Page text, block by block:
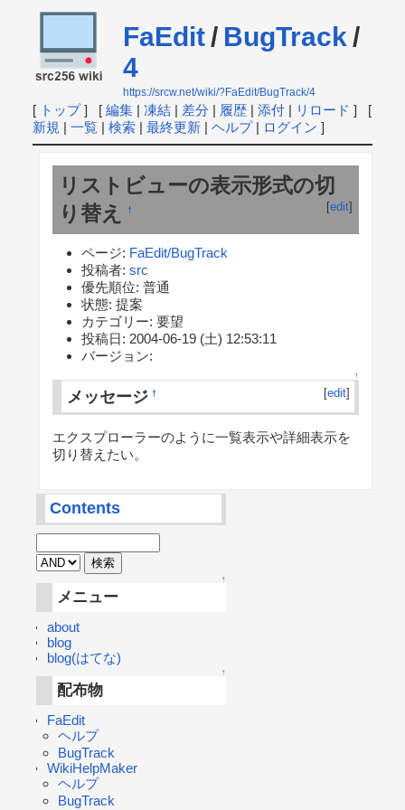
FaEdit/ BugTrack /
4
https://srcw.net/wiki/?FaEdit/BugTrack/4
[ トップ] [ 編集| 凍結| 差分 | 履歴| 添付| リロード ] [
新規 | 一覧| 検索| 最終更新| ヘルプ| ログイン ]
リストビューの表示形式の切
り替え
† [edit]
ページ: FaEdit/BugTrack
投稿者:src
優先順位: 普通
状態: 提案
カテゴリー: 要望
投稿日: 2004-06-19 (土) 12:53:11
バージョン:
↑
メッセージ † [edit]
エクスプローラーのように一覧表示や詳細表示を
切り替えたい。
Contents
↑
メニュー
about
blog
blog(はてな)
↑
配布物
FaEdit
ヘルプ
BugTrack
WikiHelpMaker
ヘルプ
BugTrack